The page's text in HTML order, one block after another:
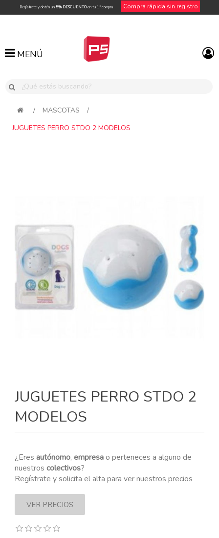
Regístrate y obtén un 5% DESCUENTOen tu 1ª compra Compra rápida sin registro
MENÚ
MENÚ
/ MASCOTAS
/
JUGUETES PERRO STDO 2 MODELOS
JUGUETES PERRO STDO 2
MODELOS
¿Eres autónomo, empresao perteneces a alguno de
nuestros colectivos?
Regístrate y solicita el alta para ver nuestros precios